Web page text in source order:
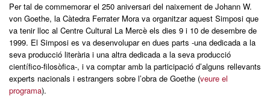
Per tal de commemorar el 250 aniversari del naixement de Johann W.
von Goethe, la Càtedra Ferrater Mora va organitzar aquest Simposi que
va tenir lloc al Centre Cultural La Mercè els dies 9 i 10 de desembre de
1999. El Simposi es va desenvolupar en dues parts -una dedicada a la
seva producció literària i una altra dedicada a la seva producció
científico-filosòfica-, i va comptar amb la participació d’alguns rellevants
experts nacionals i estrangers sobre l’obra de Goethe (veure el
programa).